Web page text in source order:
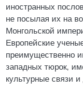
иностранных
не посылая их на
Монгольской
Европейские
преимущественно
западных тюрок,
культурные связи